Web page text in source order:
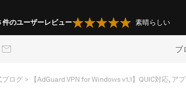
件のユーザーレビュー 素晴らしい
ブ
ブログ